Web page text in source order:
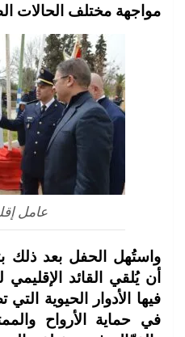
مواجهة مختلف الحالات
عامل
واستُهل الحفل بعد ذلك
أن يُلقي القائد الإقليمي
فيها الأدوار الحيوية
في حماية الأرواح